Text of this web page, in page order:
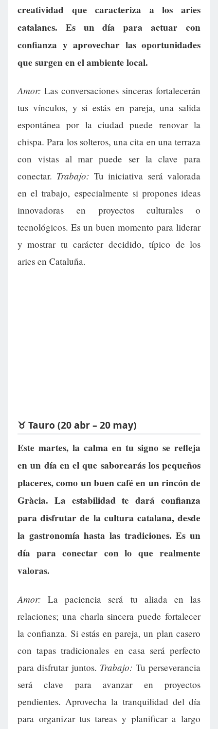
creatividad que caracteriza a los aries
catalanes. Es un día para actuar con
confianza y aprovechar las oportunidades
que surgen en el ambiente local.
Amor: Las conversaciones sinceras fortalecerán
tus vínculos, y si estás en pareja, una salida
espontánea por la ciudad puede renovar la
chispa. Para los solteros, una cita en una terraza
con vistas al mar puede ser la clave para
conectar. Trabajo: Tu iniciativa será valorada
en el trabajo, especialmente si propones ideas
innovadoras en proyectos culturales o
tecnológicos. Es un buen momento para liderar
y mostrar tu carácter decidido, típico de los
aries en Cataluña.
♉ Tauro (20 abr – 20 may)
Este martes, la calma en tu signo se refleja
en un día en el que saborearás los pequeños
placeres, como un buen café en un rincón de
Gràcia. La estabilidad te dará confianza
para disfrutar de la cultura catalana, desde
la gastronomía hasta las tradiciones. Es un
día para conectar con lo que realmente
valoras.
Amor: La paciencia será tu aliada en las
relaciones; una charla sincera puede fortalecer
la confianza. Si estás en pareja, un plan casero
con tapas tradicionales en casa será perfecto
para disfrutar juntos. Trabajo: Tu perseverancia
será clave para avanzar en proyectos
pendientes. Aprovecha la tranquilidad del día
para organizar tus tareas y planificar a largo